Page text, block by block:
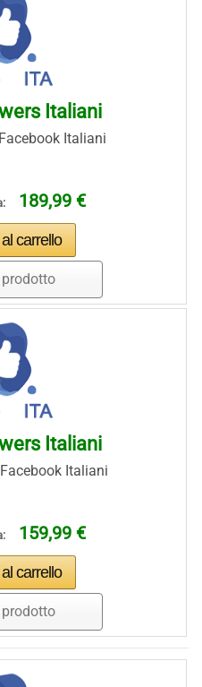
Italiani
Italiani
189,99 €
Italiani
Italiani
159,99 €